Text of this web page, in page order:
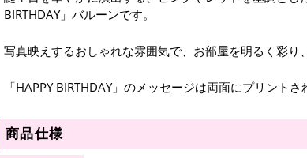
BIRTHDAY」バルーンです。
写真映えするおしゃれな雰囲気で、お部屋を明るく彩り
「HAPPY BIRTHDAY」のメッセージは両面にプリントさ
商品仕様